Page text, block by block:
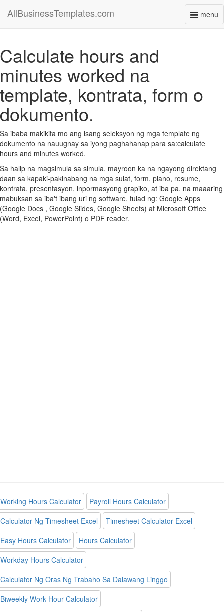
menu
AllBusinessTemplates.com
Calculate hours and
minutes worked na
template, kontrata, form o
dokumento.
Sa ibaba makikita mo ang isang seleksyon ng mga template ng
dokumento na nauugnay sa iyong paghahanap para sa:calculate
hours and minutes worked.
Sa halip na magsimula sa simula, mayroon ka na ngayong direktang
daan sa kapaki-pakinabang na mga sulat, form, plano, resume,
kontrata, presentasyon, inpormasyong grapiko, at iba pa. na maaaring
mabuksan sa iba't ibang uri ng software, tulad ng: Google Apps
(Google Docs , Google Slides, Google Sheets) at Microsoft Office
(Word, Excel, PowerPoint) o PDF reader.
Working Hours Calculator
Payroll Hours Calculator
Calculator Ng Timesheet Excel
Timesheet Calculator Excel
Easy Hours Calculator
Hours Calculator
Workday Hours Calculator
Calculator Ng Oras Ng Trabaho Sa Dalawang Linggo
Biweekly Work Hour Calculator